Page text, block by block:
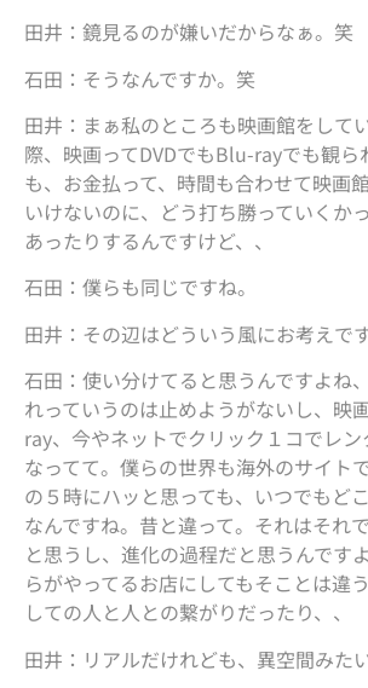
田井：鏡見るのが嫌いだからなぁ。笑
石田：そうなんですか。笑
田井：まぁ私のところも映画館をして
際、映画ってDVDでもBlu-rayでも観ら
も、お金払って、時間も合わせて映画
いけないのに、どう打ち勝っていくか
あったりするんですけど、、
石田：僕らも同じですね。
田井：その辺はどういう風にお考えで
石田：使い分けてると思うんですよね
れっていうのは止めようがないし、映
ray、今やネットでクリック１コでレ
なってて。僕らの世界も海外のサイト
の５時にハッと思っても、いつでもど
なんですね。昔と違って。それはそれ
と思うし、進化の過程だと思うんです
らがやってるお店にしてもそことは違
しての人と人との繋がりだったり、、
田井：リアルだけれども、異空間みた